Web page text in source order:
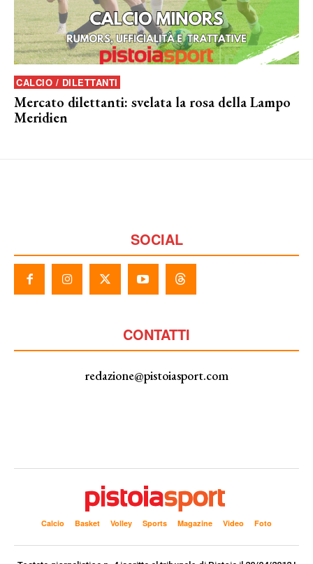
CALCIO / DILETTANTI
Mercato dilettanti: svelata la rosa della Lampo
Meridien
SOCIAL
CONTATTI
redazione@pistoiasport.com
Calcio Basket Volley Sports Magazine Video Foto